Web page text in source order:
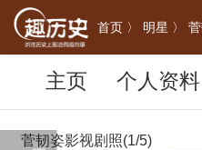
首页 〉 明星 〉
主页 个人资料
菅韧姿影视剧照(1/5)